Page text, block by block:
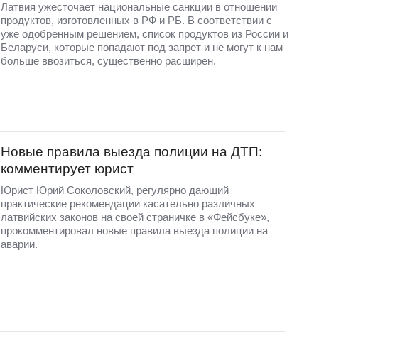
Латвия ужесточает национальные санкции в отношении
продуктов, изготовленных в РФ и РБ. В соответствии с
уже одобренным решением, список продуктов из России и
Беларуси, которые попадают под запрет и не могут к нам
больше ввозиться, существенно расширен.
Новые правила выезда полиции на ДТП:
комментирует юрист
Юрист Юрий Соколовский, регулярно дающий
практические рекомендации касательно различных
латвийских законов на своей страничке в «Фейсбуке»,
прокомментировал новые правила выезда полиции на
аварии.